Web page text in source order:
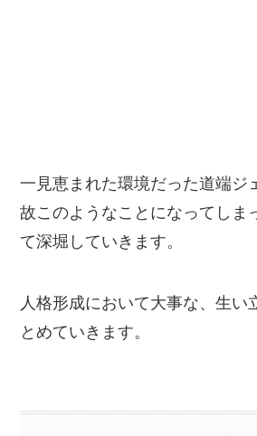
一見恵まれた環境だった道端ジ
故このようなことになってしま
て深堀していきます。
人格形成において大事な、生い
とめていきます。